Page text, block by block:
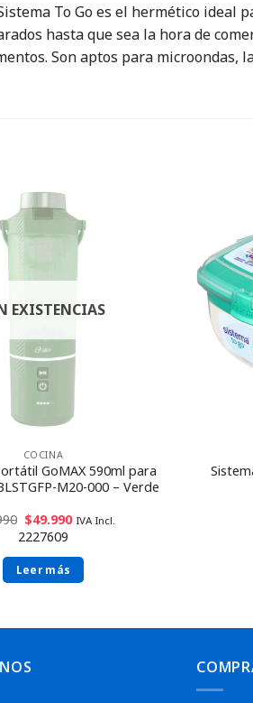
To Go es el hermético ideal
hasta que sea la hora de
Son aptos para
EXISTENCIAS
COCINA
GoMAX 590ml para
M20-000 – Verde
$49.990 IVA Incl.
2227609
Leer más